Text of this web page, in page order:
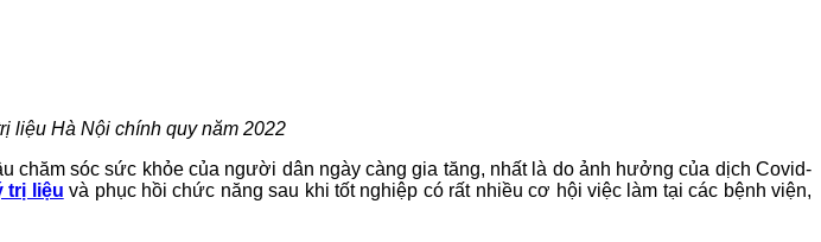
liệu Hà Nội chính quy năm 2022
chăm sóc sức khỏe của người dân ngày càng gia tăng, nhất là do ảnh hưởng của dịch Covid-
trị liệu và phục hồi chức năng sau khi tốt nghiệp có rất nhiều cơ hội việc làm tại các bệnh viện,